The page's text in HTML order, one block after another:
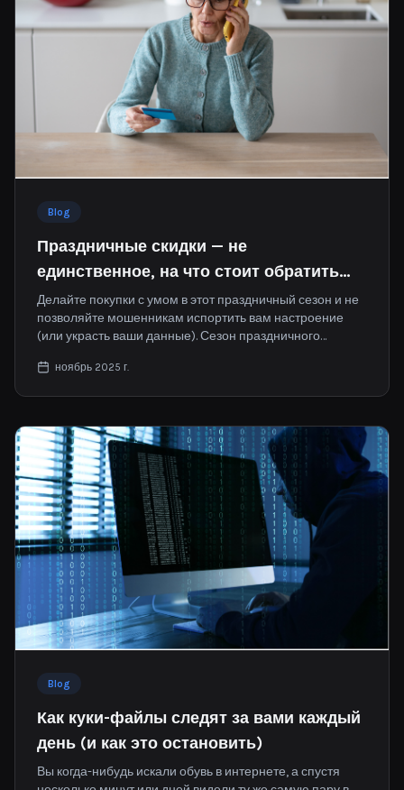
Blog
Праздничные скидки — не
единственное, на что стоит обратить
внимание в этом сезоне
Делайте покупки с умом в этот праздничный сезон и не
позволяйте мошенникам испортить вам настроение
(или украсть ваши данные). Сезон праздничного
пятницы» и «Киберпонедельника» могут быть весьма
ноябрь 2025 г.
Blog
Как куки-файлы следят за вами каждый
день (и как это остановить)
Вы когда-нибудь искали обувь в интернете, а спустя